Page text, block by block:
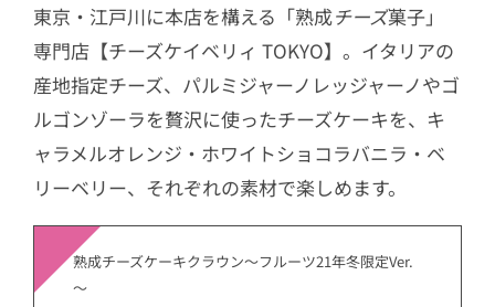
東京・江戸川に本店を構える「熟成チーズ菓子」
専門店【チーズケイベリィ TOKYO】。イタリアの
産地指定チーズ、パルミジャーノレッジャーノやゴ
ルゴンゾーラを贅沢に使ったチーズケーキを、キ
ャラメルオレンジ・ホワイトショコラバニラ・ベ
リーベリー、それぞれの素材で楽しめます。
熟成チーズケーキクラウン～フルーツ21年冬限定Ver.
～